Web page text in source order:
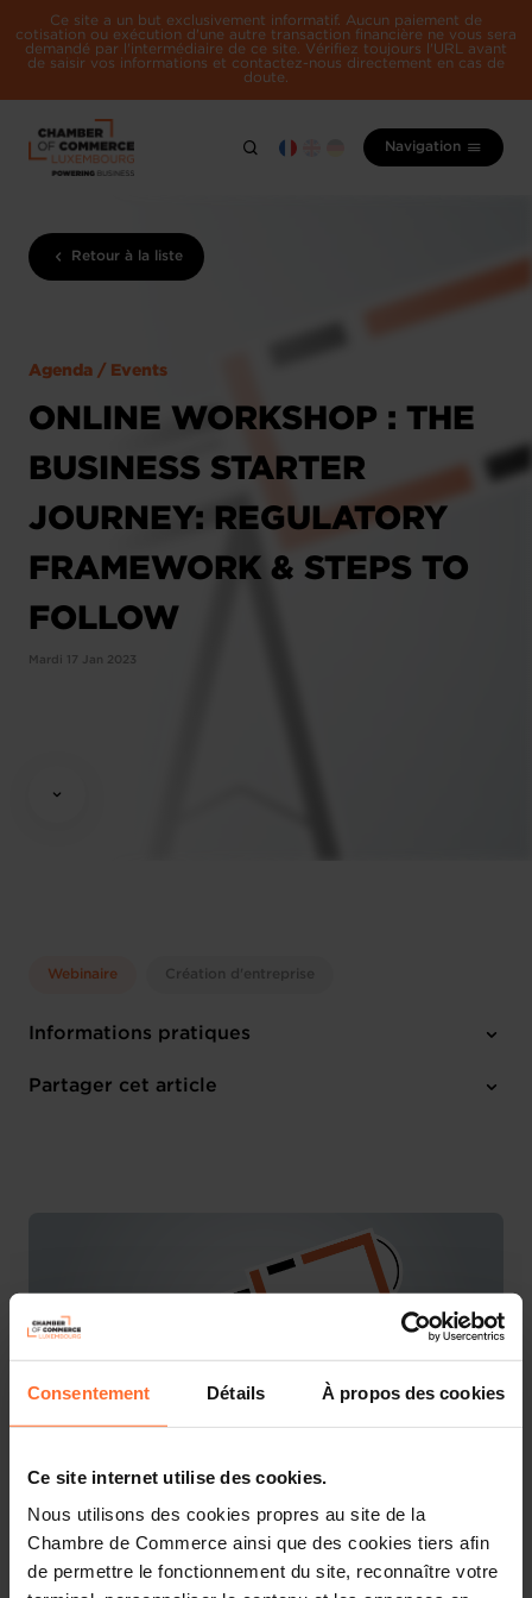
Consentement Détails À propos des cookies
Ce site internet utilise des cookies.
Nous utilisons des cookies propres au site de la
Chambre de Commerce ainsi que des cookies tiers afin
de permettre le fonctionnement du site, reconnaître votre
Ce site a un but exclusivement informatif. Aucun paiement de
cotisation ou exécution d'une autre transaction financière ne vous sera
demandé par l'intermédiaire de ce site. Vérifiez toujours l'URL avant
de saisir vos informations et contactez-nous directement en cas de
doute.
Navigation
Retour à la liste
Agenda / Events
ONLINE WORKSHOP : THE
BUSINESS STARTER
JOURNEY: REGULATORY
FRAMEWORK & STEPS TO
FOLLOW
Mardi 17 Jan 2023
Webinaire Création d'entreprise
Informations pratiques
10:00 - 12:00
Partager cet article
You are starting a business from scratch or buying an
existing one in Luxembourg? Let’s get guided by the
advisors of the House of Entrepreneurship, the single